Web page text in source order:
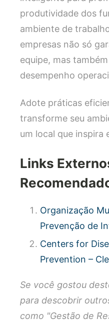
produtividade dos
ambiente de
empresas não só
equipe, mas
desempenho
Adote práticas
transforme seu
um local que inspira
Links
Organização
Prevenção de
Centers for
Prevention –
Se você gostou
para descobrir
como "Gestão de